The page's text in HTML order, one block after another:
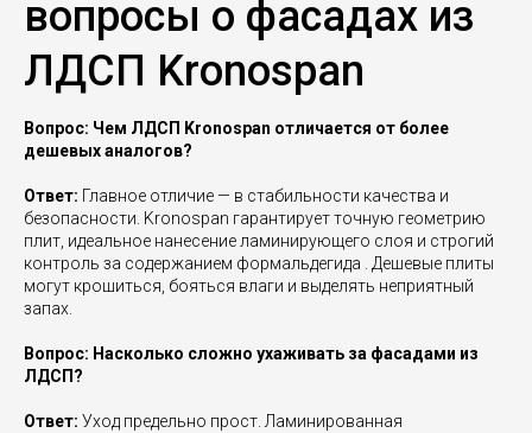
вопросы о фасадах из
ЛДСП Kronospan
Вопрос: Чем ЛДСП Kronospan отличается от более
дешевых аналогов?
Ответ: Главное отличие — в стабильности качества и
безопасности. Kronospan гарантирует точную геометрию
плит, идеальное нанесение ламинирующего слоя и строгий
контроль за содержанием формальдегида . Дешевые плиты
могут крошиться, бояться влаги и выделять неприятный
запах.
Вопрос: Насколько сложно ухаживать за фасадами из
ЛДСП?
Ответ: Уход предельно прост. Ламинированная